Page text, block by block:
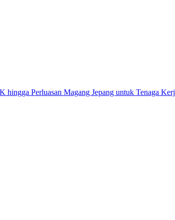
Magang Jepang untuk Tenaga Kerja Tanjabbar